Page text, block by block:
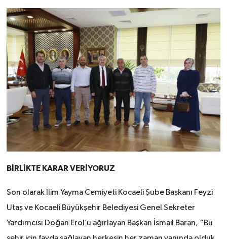
BİRLİKTE KARAR VERİYORUZ
Son olarak İlim Yayma Cemiyeti Kocaeli Şube Başkanı Feyzi
Utaş ve Kocaeli Büyükşehir Belediyesi Genel Sekreter
Yardımcısı Doğan Erol’u ağırlayan Başkan İsmail Baran, “Bu